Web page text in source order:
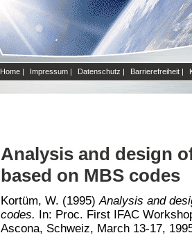
Home | Impressum | Datenschutz | Barrierefreiheit |
Analysis and design
based on MBS codes
Kortüm, W. (1995) Analysis and
codes. In: Proc. First IFAC
Ascona, Schweiz, March 13-17,